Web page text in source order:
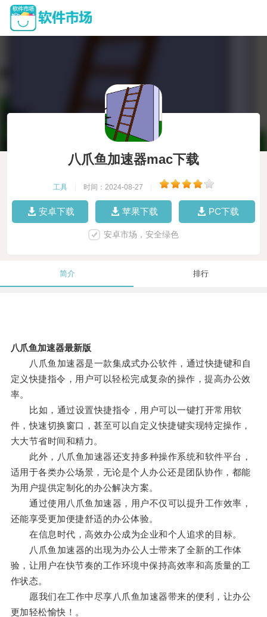
八爪鱼加速器mac下载
工具 时间：2024-08-27
安卓下载 苹果下载 PC下载
安卓市场，安全绿色
简介 排行
八爪鱼加速器最新版
八爪鱼加速器是一款集成式办公软件，通过快捷键和自
定义快捷指令，用户可以轻松完成复杂的操作，提高办公效
率。
比如，通过设置快捷指令，用户可以一键打开常用软
件，快速切换窗口，甚至可以自定义快捷键实现特定操作，
大大节省时间和精力。
此外，八爪鱼加速器还支持多种操作系统和软件平台，
适用于各类办公场景，无论是个人办公还是团队协作，都能
为用户提供定制化的办公解决方案。
通过使用八爪鱼加速器，用户不仅可以提升工作效率，
还能享受更加便捷舒适的办公体验。
在信息时代，高效办公成为企业和个人追求的目标。
八爪鱼加速器的出现为办公人士带来了全新的工作体
验，让用户在快节奏的工作环境中保持高效率和高质量的工
作状态。
愿我们在工作中尽享八爪鱼加速器带来的便利，让办公
更加轻松愉快！。